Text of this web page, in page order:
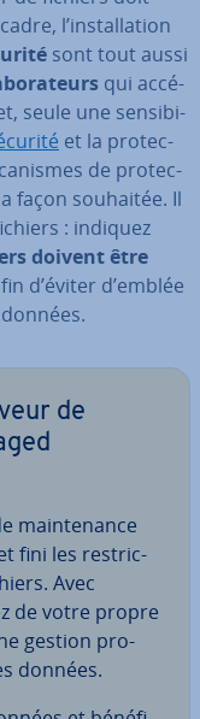
l’ins­tal­la­tion
sont tout aussi
qui ac­cé­
seule une sen­si­bi­
et la pro­tec­
de pro­tec­
façon souhaitée. Il
: indiquez
doivent être
d’éviter d’emblée
de
main­te­nance
fini les res­tric­
Avec
de votre propre
gestion pro­
données.